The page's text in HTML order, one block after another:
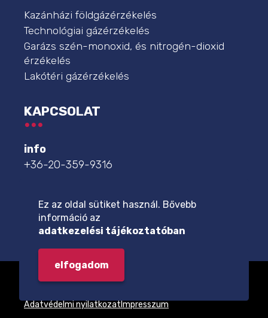
Ez az oldal sütiket használ. Bővebb
információ az
adatkezelési tájékoztatóban
elfogadom
Kazánházi földgázérzékelés
Technológiai gázérzékelés
Garázs szén-monoxid, és nitrogén-dioxid
érzékelés
Lakótéri gázérzékelés
KAPCSOLAT
info
+36-20-359-9316
+36-20-359-9332
további elérhetőségek
© 2026 - Minden jog fenntartva Műszer Automatika Kft.
Adatvédelmi nyilatkozat Impresszum